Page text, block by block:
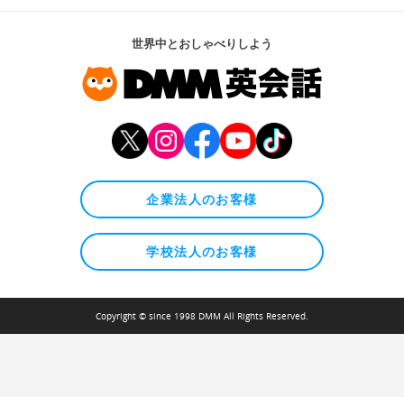
世界中とおしゃべりしよう
企業法人のお客様
学校法人のお客様
Copyright © since 1998 DMM All Rights Reserved.